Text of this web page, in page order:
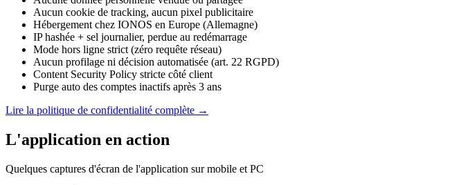
Aucun cookie de tracking, aucun pixel publicitaire
Hébergement chez IONOS en Europe (Allemagne)
IP hashée + sel journalier, perdue au redémarrage
Mode hors ligne strict (zéro requête réseau)
Aucun profilage ni décision automatisée (art. 22 RGPD)
Content Security Policy stricte côté client
Purge auto des comptes inactifs après 3 ans
Lire la politique de confidentialité complète →
L'application en action
Quelques captures d'écran de l'application sur mobile et PC